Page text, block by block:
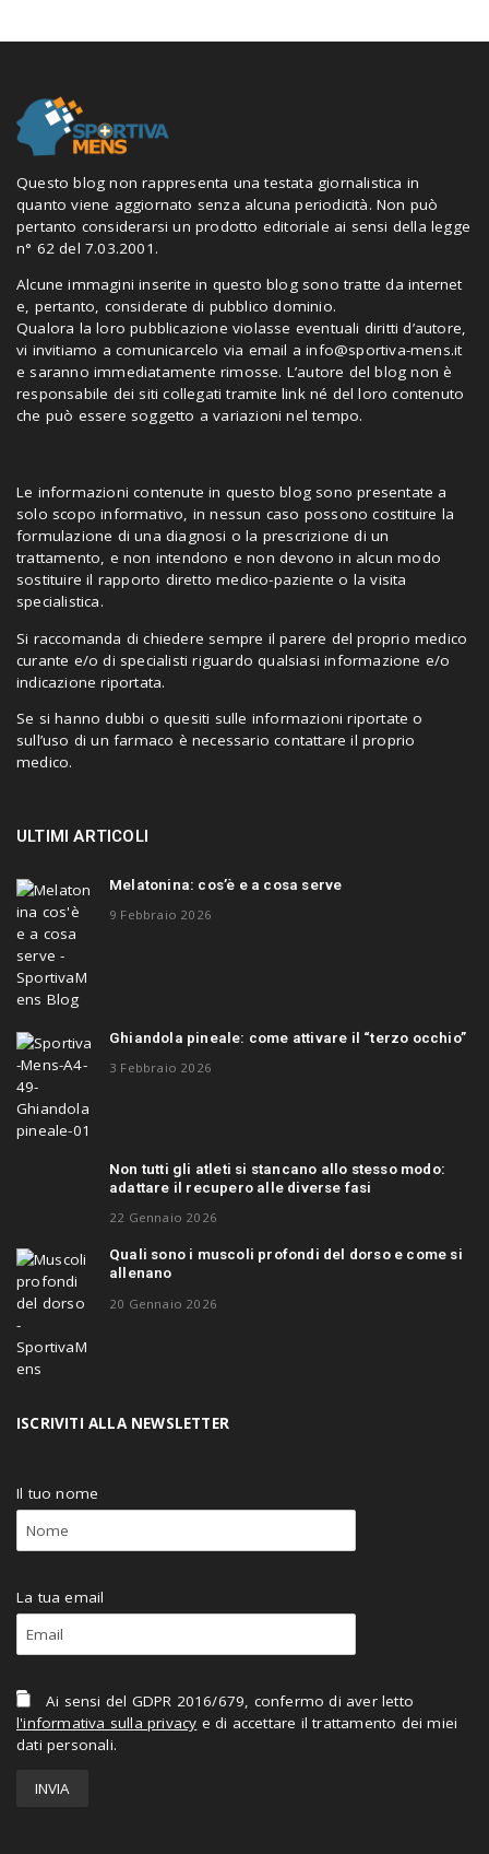
Questo blog non rappresenta una testata giornalistica in
quanto viene aggiornato senza alcuna periodicità. Non può
pertanto considerarsi un prodotto editoriale ai sensi della legge
n° 62 del 7.03.2001.
Alcune immagini inserite in questo blog sono tratte da internet
e, pertanto, considerate di pubblico dominio.
Qualora la loro pubblicazione violasse eventuali diritti d’autore,
vi invitiamo a comunicarcelo via email ainfo@sportiva-mens.it
e saranno immediatamente rimosse. L’autore del blog non è
responsabile dei siti collegati tramite link né del loro contenuto
che può essere soggetto a variazioni nel tempo.
Le informazioni contenute in questo blog sono presentate a
solo scopo informativo, in nessun caso possono costituire la
formulazione di una diagnosi o la prescrizione di un
trattamento, e non intendono e non devono in alcun modo
sostituire il rapporto diretto medico-paziente o la visita
specialistica.
Si raccomanda di chiedere sempre il parere del proprio medico
curante e/o di specialisti riguardo qualsiasi informazione e/o
indicazione riportata.
Se si hanno dubbi o quesiti sulle informazioni riportate o
sull’uso di un farmaco è necessario contattare il proprio
medico.
ULTIMI ARTICOLI
Melatonina: cos’è e a cosa serve
9 Febbraio 2026
Ghiandola pineale: come attivare il “terzo occhio”
3 Febbraio 2026
Non tutti gli atleti si stancano allo stesso modo:
adattare il recupero alle diverse fasi
22 Gennaio 2026
Quali sono i muscoli profondi del dorso e come si
allenano
20 Gennaio 2026
ISCRIVITI ALLA NEWSLETTER
Il tuo nome
La tua email
Ai sensi del GDPR 2016/679, confermo di aver letto
l'informativa sulla privacy e di accettare il trattamento dei miei
dati personali.